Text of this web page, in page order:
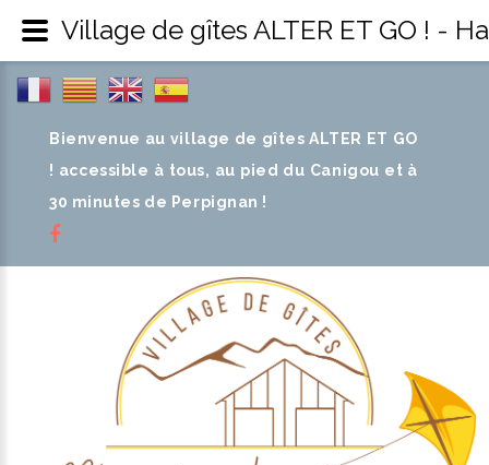
Bienvenue au village de gîtes ALTER ET GO
! accessible à tous, au pied du Canigou et à
30 minutes de Perpignan !
Village de gîtes ALTER ET GO ! -